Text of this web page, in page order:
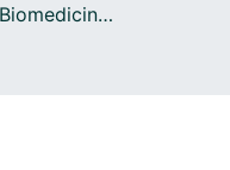
per tot el DD
Bioquímica i Biomedicina Molecular